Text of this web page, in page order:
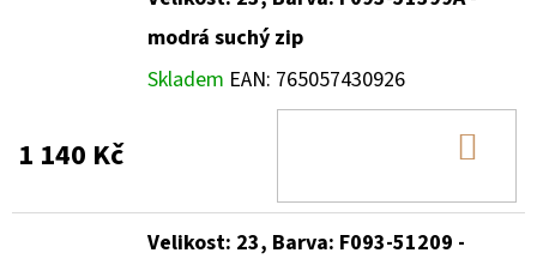
modrá suchý zip
Skladem EAN: 765057430926
1 140 Kč
Velikost: 23, Barva: F093-51209 -